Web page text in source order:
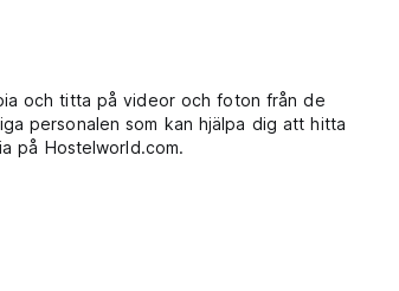
och titta på videor och foton från de
personalen som kan hjälpa dig att hitta
på Hostelworld.com.